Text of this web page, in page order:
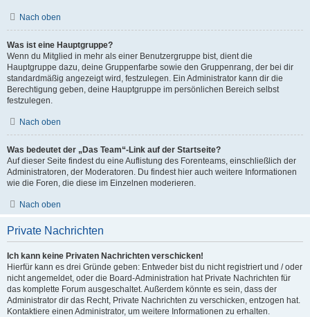
Nach oben
Was ist eine Hauptgruppe?
Wenn du Mitglied in mehr als einer Benutzergruppe bist, dient die
Hauptgruppe dazu, deine Gruppenfarbe sowie den Gruppenrang, der bei dir
standardmäßig angezeigt wird, festzulegen. Ein Administrator kann dir die
Berechtigung geben, deine Hauptgruppe im persönlichen Bereich selbst
festzulegen.
Nach oben
Was bedeutet der „Das Team“-Link auf der Startseite?
Auf dieser Seite findest du eine Auflistung des Forenteams, einschließlich der
Administratoren, der Moderatoren. Du findest hier auch weitere Informationen
wie die Foren, die diese im Einzelnen moderieren.
Nach oben
Private Nachrichten
Ich kann keine Privaten Nachrichten verschicken!
Hierfür kann es drei Gründe geben: Entweder bist du nicht registriert und / oder
nicht angemeldet, oder die Board-Administration hat Private Nachrichten für
das komplette Forum ausgeschaltet. Außerdem könnte es sein, dass der
Administrator dir das Recht, Private Nachrichten zu verschicken, entzogen hat.
Kontaktiere einen Administrator, um weitere Informationen zu erhalten.